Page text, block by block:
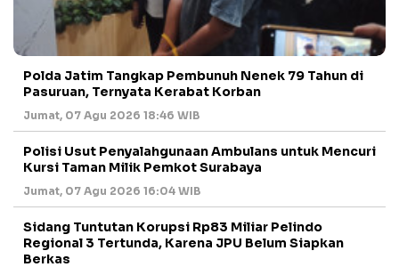
Polda Jatim Tangkap Pembunuh Nenek 79 Tahun di
Pasuruan, Ternyata Kerabat Korban
Jumat, 07 Agu 2026 18:46 WIB
Polisi Usut Penyalahgunaan Ambulans untuk Mencuri
Kursi Taman Milik Pemkot Surabaya
Jumat, 07 Agu 2026 16:04 WIB
Sidang Tuntutan Korupsi Rp83 Miliar Pelindo
Regional 3 Tertunda, Karena JPU Belum Siapkan
Berkas